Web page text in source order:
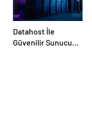
Datahost İle
Güvenilir Sunucu